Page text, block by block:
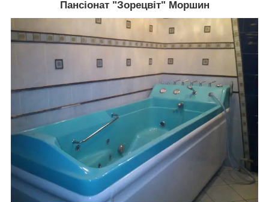
Пансіонат "Зорецвіт" Моршин